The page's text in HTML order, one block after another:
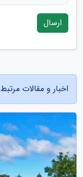
ارسال
اخبار و مقالات مرتبط